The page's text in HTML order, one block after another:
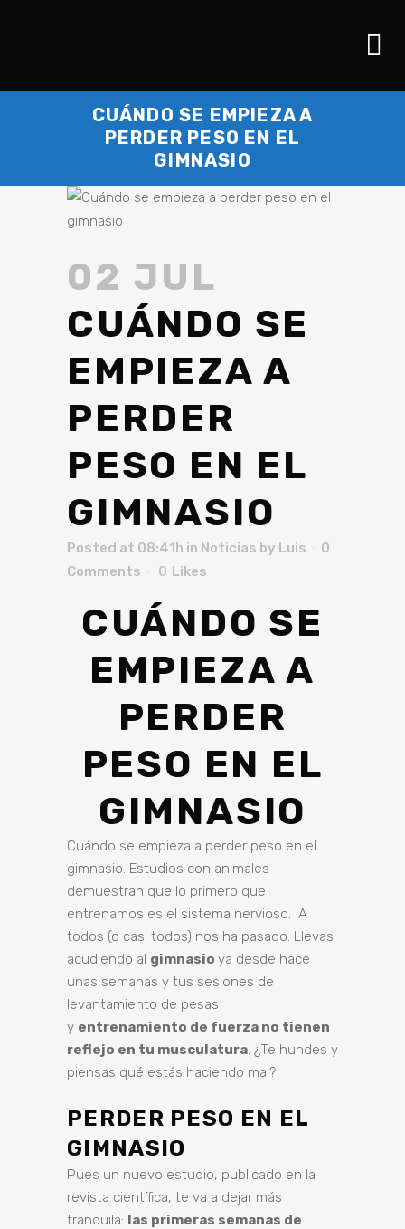
CUÁNDO SE EMPIEZA A
PERDER PESO EN EL
GIMNASIO
02 JUL
CUÁNDO SE
EMPIEZA A
PERDER
PESO EN EL
GIMNASIO
Posted at 08:41h in Noticias by Luis
0
Comments
0 Likes
CUÁNDO SE
EMPIEZA A
PERDER
PESO EN EL
GIMNASIO
Cuándo se empieza a perder peso en el
gimnasio. Estudios con animales
demuestran que lo primero que
entrenamos es el sistema nervioso. A
todos (o casi todos) nos ha pasado. Llevas
acudiendo al gimnasio ya desde hace
unas semanas y tus sesiones de
levantamiento de pesas
y entrenamiento de fuerza no tienen
reflejo en tu musculatura. ¿Te hundes y
piensas qué estás haciendo mal?
PERDER PESO EN EL
GIMNASIO
Pues un nuevo estudio, publicado en la
revista científica, te va a dejar más
tranquila: las primeras semanas de